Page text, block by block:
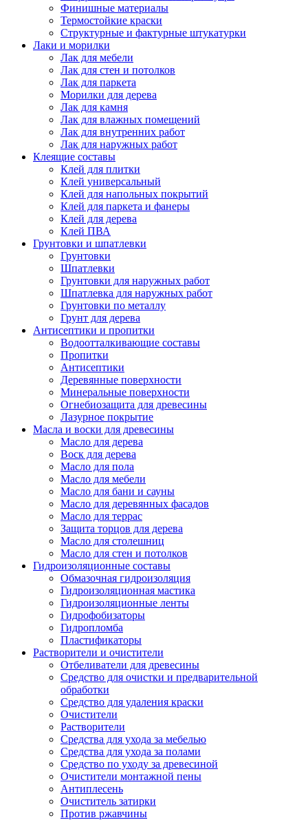
Финишные материалы
Термостойкие краски
Структурные и фактурные штукатурки
Лаки и морилки
Лак для мебели
Лак для стен и потолков
Лак для паркета
Морилки для дерева
Лак для камня
Лак для влажных помещений
Лак для внутренних работ
Лак для наружных работ
Клеящие составы
Клей для плитки
Клей универсальный
Клей для напольных покрытий
Клей для паркета и фанеры
Клей для дерева
Клей ПВА
Грунтовки и шпатлевки
Грунтовки
Шпатлевки
Грунтовки для наружных работ
Шпатлевка для наружных работ
Грунтовки по металлу
Грунт для дерева
Антисептики и пропитки
Водоотталкивающие составы
Пропитки
Антисептики
Деревянные поверхности
Минеральные поверхности
Огнебиозащита для древесины
Лазурное покрытие
Масла и воски для древесины
Масло для дерева
Воск для дерева
Масло для пола
Масло для мебели
Масло для бани и сауны
Масло для деревянных фасадов
Масло для террас
Защита торцов для дерева
Масло для столешниц
Масло для стен и потолков
Гидроизоляционные составы
Обмазочная гидроизоляция
Гидроизоляционная мастика
Гидроизоляционные ленты
Гидрофобизаторы
Гидропломба
Пластификаторы
Растворители и очистители
Отбеливатели для древесины
Средство для очистки и предварительной
обработки
Средство для удаления краски
Очистители
Растворители
Средства для ухода за мебелью
Средства для ухода за полами
Средство по уходу за древесиной
Очистители монтажной пены
Антиплесень
Очиститель затирки
Против ржавчины